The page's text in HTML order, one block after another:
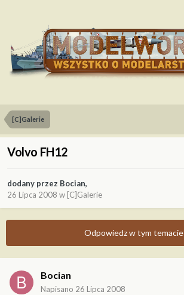
[C]Galerie
Volvo FH12
dodany przez Bocian,
26 Lipca 2008 w [C]Galerie
Odpowiedz w tym temacie
Bocian
Napisano 26 Lipca 2008